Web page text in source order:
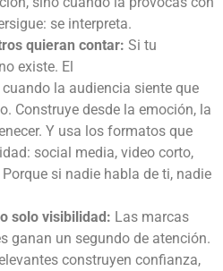
se interpreta.
quieran contar: Si tu
existe. El
cuando la audiencia siente que
Construye desde la emoción, la
Y usa los formatos que
social media, video corto,
si nadie habla de ti, nadie
solo visibilidad: Las marcas
ganan un segundo de atención.
construyen confianza,